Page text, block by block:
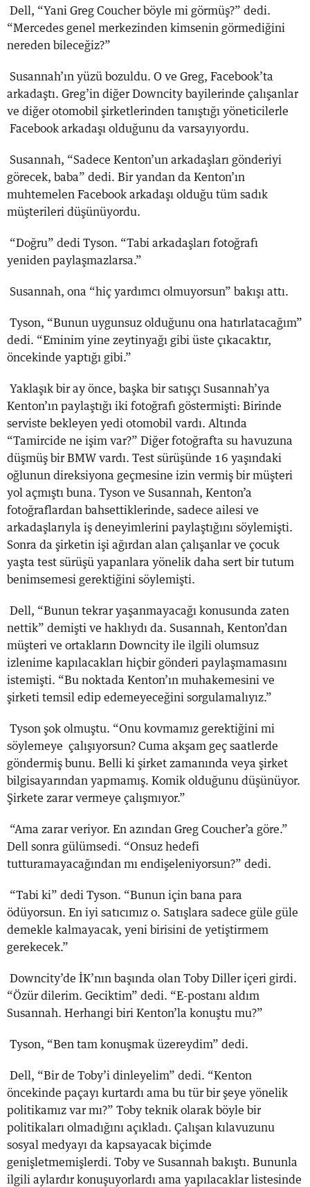
Dell, “Yani Greg Coucher böyle mi görmüş?” dedi.
“Mercedes genel merkezinden kimsenin görmediğini
nereden bileceğiz?”
Susannah’ın yüzü bozuldu. O ve Greg, Facebook’ta
arkadaştı. Greg’in diğer Downcity bayilerinde çalışanlar
ve diğer otomobil şirketlerinden tanıştığı yöneticilerle
Facebook arkadaşı olduğunu da varsayıyordu.
Susannah, “Sadece Kenton’un arkadaşları gönderiyi
görecek, baba” dedi. Bir yandan da Kenton’ın
muhtemelen Facebook arkadaşı olduğu tüm sadık
müşterileri düşünüyordu.
“Doğru” dedi Tyson. “Tabi arkadaşları fotoğrafı
yeniden paylaşmazlarsa.”
Susannah, ona “hiç yardımcı olmuyorsun” bakışı attı.
Tyson, “Bunun uygunsuz olduğunu ona hatırlatacağım”
dedi. “Eminim yine zeytinyağı gibi üste çıkacaktır,
öncekinde yaptığı gibi.”
Yaklaşık bir ay önce, başka bir satışçı Susannah’ya
Kenton’ın paylaştığı iki fotoğrafı göstermişti: Birinde
serviste bekleyen yedi otomobil vardı. Altında
“Tamircide ne işim var?” Diğer fotoğrafta su havuzuna
düşmüş bir BMW vardı. Test sürüşünde 16 yaşındaki
oğlunun direksiyona geçmesine izin vermiş bir müşteri
yol açmıştı buna. Tyson ve Susannah, Kenton’a
fotoğraflardan bahsettiklerinde, sadece ailesi ve
arkadaşlarıyla iş deneyimlerini paylaştığını söylemişti.
Sonra da şirketin işi ağırdan alan çalışanlar ve çocuk
yaşta test sürüşü yapanlara yönelik daha sert bir tutum
benimsemesi gerektiğini söylemişti.
Dell, “Bunun tekrar yaşanmayacağı konusunda zaten
nettik” demişti ve haklıydı da. Susannah, Kenton’dan
müşteri ve ortakların Downcity ile ilgili olumsuz
izlenime kapılacakları hiçbir gönderi paylaşmamasını
istemişti. “Bu noktada Kenton’ın muhakemesini ve
şirketi temsil edip edemeyeceğini sorgulamalıyız.”
Tyson şok olmuştu. “Onu kovmamız gerektiğini mi
söylemeye çalışıyorsun? Cuma akşam geç saatlerde
göndermiş bunu. Belli ki şirket zamanında veya şirket
bilgisayarından yapmamış. Komik olduğunu düşünüyor.
Şirkete zarar vermeye çalışmıyor.”
“Ama zarar veriyor. En azından Greg Coucher’a göre.”
Dell sonra gülümsedi. “Onsuz hedefi
tutturamayacağından mı endişeleniyorsun?” dedi.
“Tabi ki” dedi Tyson. “Bunun için bana para
ödüyorsun. En iyi satıcımız o. Satışlara sadece güle güle
demekle kalmayacak, yeni birisini de yetiştirmem
gerekecek.”
Downcity’de İK’nın başında olan Toby Diller içeri girdi.
“Özür dilerim. Geciktim” dedi. “E-postanı aldım
Susannah. Herhangi biri Kenton’la konuştu mu?”
Tyson, “Ben tam konuşmak üzereydim” dedi.
Dell, “Bir de Toby’i dinleyelim” dedi. “Kenton
öncekinde paçayı kurtardı ama bu tür bir şeye yönelik
politikamız var mı?” Toby teknik olarak böyle bir
politikaları olmadığını açıkladı. Çalışan kılavuzunu
sosyal medyayı da kapsayacak biçimde
genişletmemişlerdi. Toby ve Susannah bakıştı. Bununla
ilgili aylardır konuşuyorlardı ama yapılacaklar listesinde